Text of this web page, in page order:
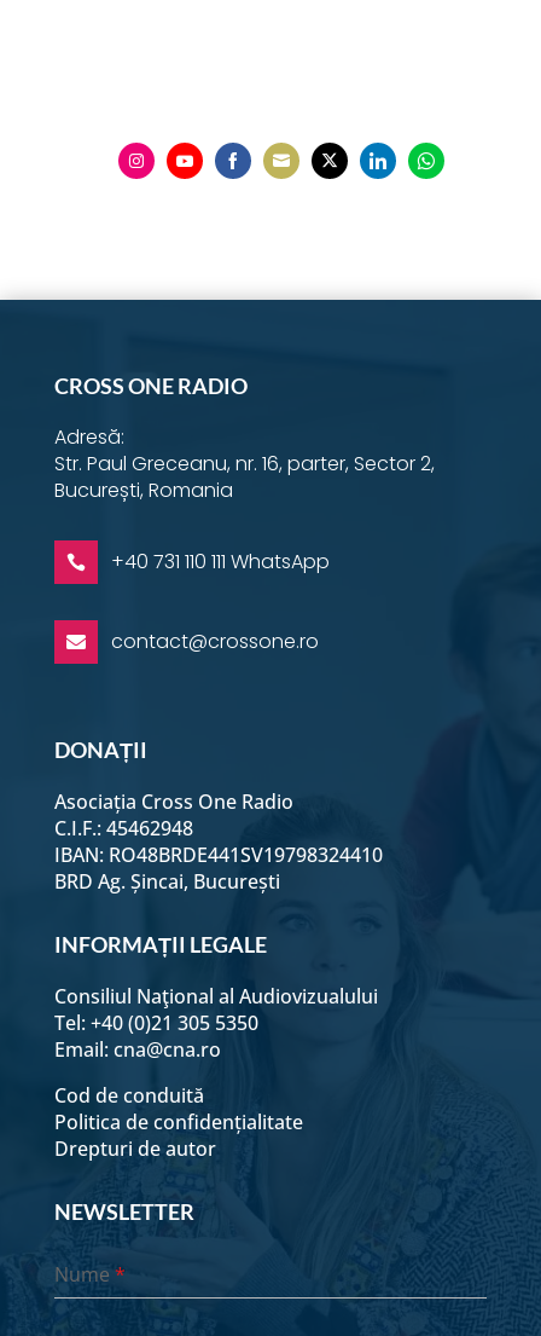
CROSS ONE RADIO
Adresă:
Str. Paul Greceanu, nr. 16, parter, Sector 2,
București, Romania
 +40 731 110 111 WhatsApp
 contact@crossone.ro
DONAȚII
Asociația Cross One Radio
C.I.F.: 45462948
IBAN: RO48BRDE441SV19798324410
BRD Ag. Șincai, București
INFORMAȚII LEGALE
Consiliul Naţional al Audiovizualului
Tel: +40 (0)21 305 5350
Email: cna@cna.ro
Cod de conduită
Politica de confidențialitate
Drepturi de autor
NEWSLETTER
Nume*